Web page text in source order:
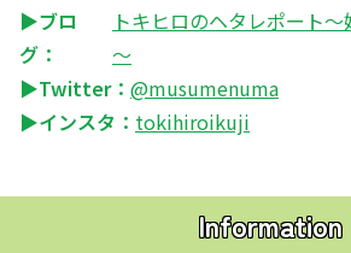
▶ブロ
グ：
トキヒロのヘタレポート
～
▶Twitter： @musumenuma
▶インスタ： tokihiroikuji
Information